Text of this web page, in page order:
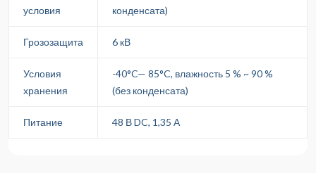
условия конденсата)
Грозозащита 6 кВ
Условия
хранения
-40°C— 85°C, влажность 5 % ~ 90 %
(без конденсата)
Питание 48 В DC, 1,35 А